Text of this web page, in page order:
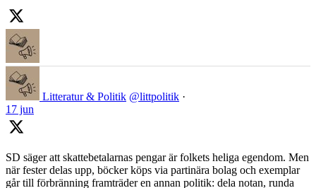
Litteratur & Politik @littpolitik ·
17 jun
SD säger att skattebetalarnas pengar är folkets heliga egendom. Men
när fester delas upp, böcker köps via partinära bolag och exemplar
går till förbränning framträder en annan politik: dela notan, runda